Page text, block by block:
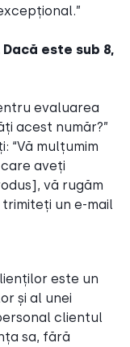
este sub 8,
evaluarea
acest număr?”
“Vă mulțumim
aveți
vă rugăm
trimiteți un e-mail
este un
și al unei
clientul
sa, fără